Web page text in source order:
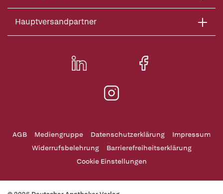
Hauptversandpartner
AGB Mediengruppe Datenschutzerklärung
Impressum
Widerrufsbelehrung
Barrierefreiheitserklärung
Cookie Einstellungen